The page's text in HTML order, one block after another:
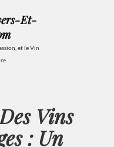
Et-
et le Vin
Vins
: Un